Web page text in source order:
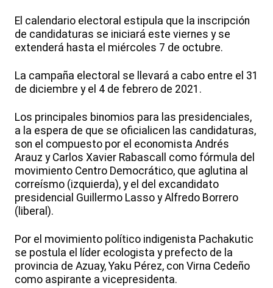
El calendario electoral estipula que la inscripción
de candidaturas se iniciará este viernes y se
extenderá hasta el miércoles 7 de octubre.
La campaña electoral se llevará a cabo entre el 31
de diciembre y el 4 de febrero de 2021.
Los principales binomios para las presidenciales,
a la espera de que se oficialicen las candidaturas,
son el compuesto por el economista Andrés
Arauz y Carlos Xavier Rabascall como fórmula del
movimiento Centro Democrático, que aglutina al
correísmo (izquierda), y el del excandidato
presidencial Guillermo Lasso y Alfredo Borrero
(liberal).
Por el movimiento político indigenista Pachakutic
se postula el líder ecologista y prefecto de la
provincia de Azuay, Yaku Pérez, con Virna Cedeño
como aspirante a vicepresidenta.